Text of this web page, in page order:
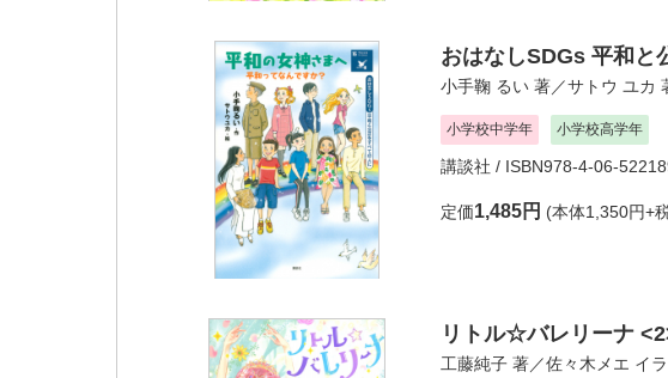
おはなしSDGs 平和と
小手鞠 るい 著／サトウ ユカ
小学校中学年 小学校高学年
講談社 / ISBN978-4-06-
定価1,485円 (本体1,350円+
リトル☆バレリーナ
工藤純子 著／佐々木メエ イ